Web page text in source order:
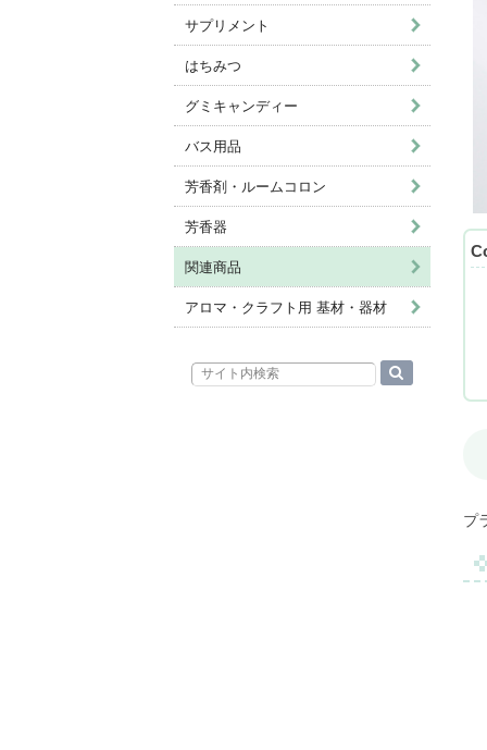
プ
サプリメント
はちみつ
グミキャンディー
バス用品
芳香剤・ルームコロン
芳香器
関連商品
アロマ・クラフト用 基材・器材